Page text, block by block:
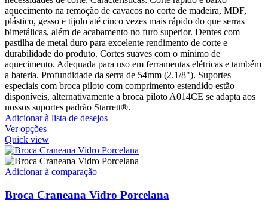
aquecimento na remoção de cavacos no corte de madeira, MDF,
plástico, gesso e tijolo até cinco vezes mais rápido do que serras
bimetálicas, além de acabamento no furo superior. Dentes com
pastilha de metal duro para excelente rendimento de corte e
durabilidade do produto. Cortes suaves com o mínimo de
aquecimento. Adequada para uso em ferramentas elétricas e também
a bateria. Profundidade da serra de 54mm (2.1/8"). Suportes
especiais com broca piloto com comprimento estendido estão
disponíveis, alternativamente a broca piloto A014CE se adapta aos
nossos suportes padrão Starrett®.
Adicionar à lista de desejos
Ver opções
Quick view
Adicionar à comparação
Broca Craneana Vidro Porcelana